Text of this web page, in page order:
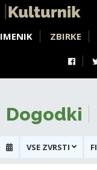
IMENIK ZBIRKE
Dogodki
VSE ZVRSTI